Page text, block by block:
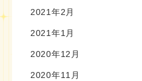
2021年2月
2021年1月
2020年12月
2020年11月